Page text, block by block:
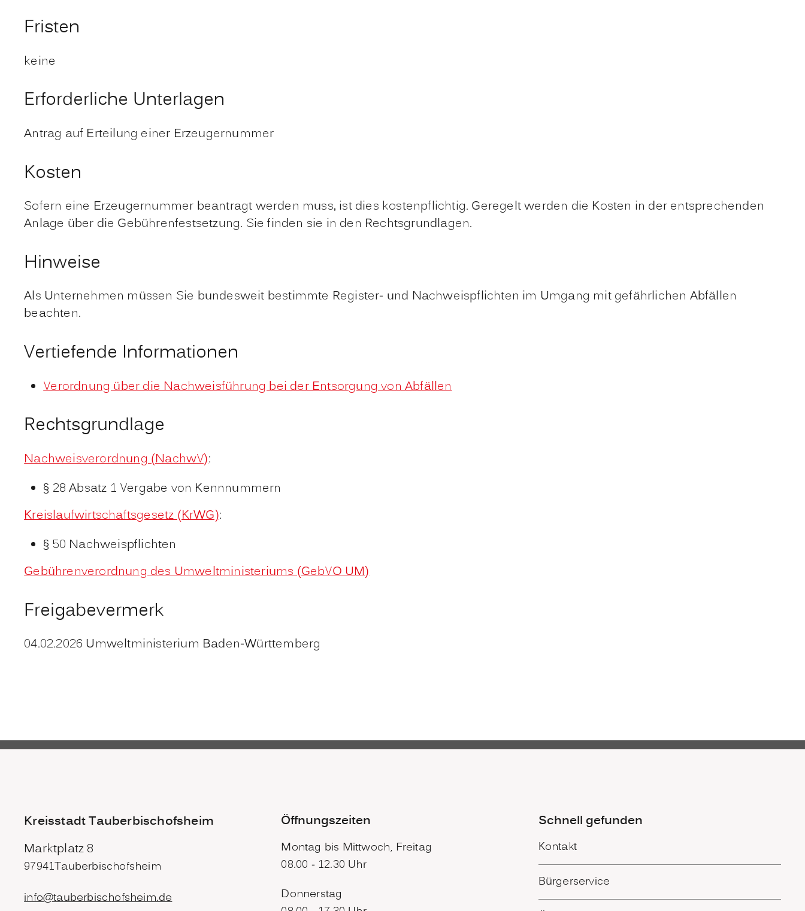
Fristen
keine
Erforderliche Unterlagen
Antrag auf Erteilung einer Erzeugernummer
Kosten
Sofern eine Erzeugernummer beantragt werden muss, ist dies kostenpflichtig. Geregelt werden die Kosten in der entsprechenden
Anlage über die Gebührenfestsetzung. Sie finden sie in den Rechtsgrundlagen.
Hinweise
Als Unternehmen müssen Sie bundesweit bestimmte Register- und Nachweispflichten im Umgang mit gefährlichen Abfällen
beachten.
Vertiefende Informationen
Verordnung über die Nachweisführung bei der Entsorgung von Abfällen
Rechtsgrundlage
Nachweisverordnung (NachwV):
§ 28 Absatz 1 Vergabe von Kennnummern
Kreislaufwirtschaftsgesetz (KrWG):
§ 50 Nachweispflichten
Gebührenverordnung des Umweltministeriums (GebVO UM)
Freigabevermerk
04.02.2026 Umweltministerium Baden-Württemberg
Kreisstadt Tauberbischofsheim
Marktplatz 8
97941Tauberbischofsheim
info@tauberbischofsheim.de
Öffnungszeiten
Montag bis Mittwoch, Freitag
08.00 - 12.30 Uhr
Donnerstag
Schnell gefunden
Kontakt
Bürgerservice